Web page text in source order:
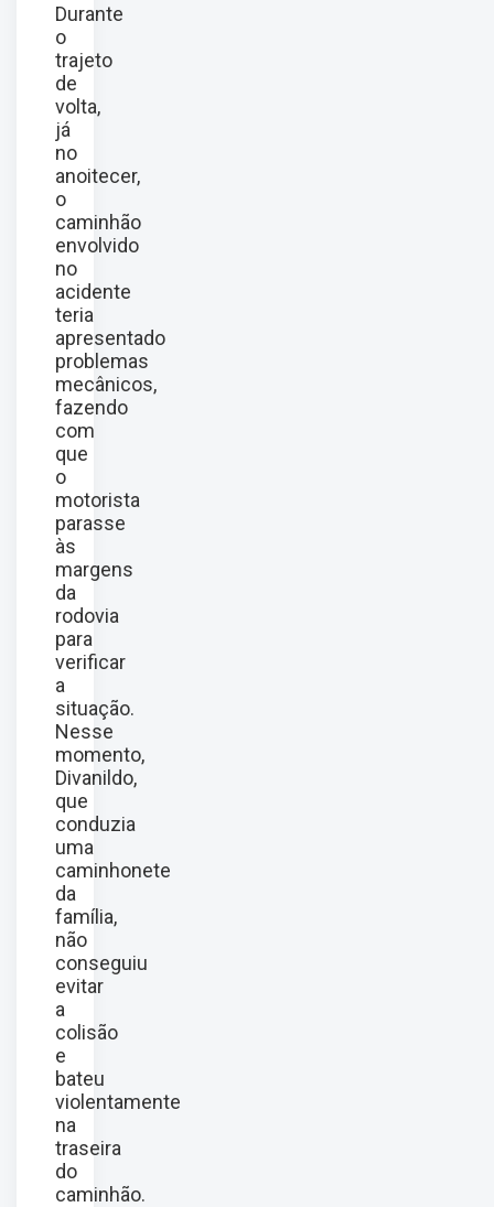
Durante
o
trajeto
de
volta,
já
no
anoitecer,
o
caminhão
envolvido
no
acidente
teria
apresentado
problemas
mecânicos,
fazendo
com
que
o
motorista
parasse
às
margens
da
rodovia
para
verificar
a
situação.
Nesse
momento,
Divanildo,
que
conduzia
uma
caminhonete
da
família,
não
conseguiu
evitar
a
colisão
e
bateu
violentamente
na
traseira
do
caminhão.